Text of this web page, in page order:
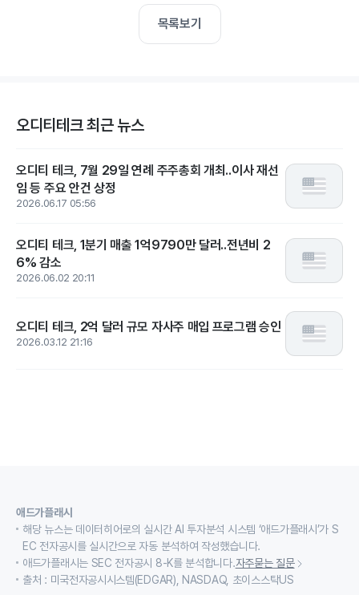
목록보기
오디티테크 최근 뉴스
오디티 테크, 7월 29일 연례 주주총회 개최..이사 재선
임 등 주요 안건 상정
2026.06.17 05:56
오디티 테크, 1분기 매출 1억9790만 달러..전년비 2
6% 감소
2026.06.02 20:11
오디티 테크, 2억 달러 규모 자사주 매입 프로그램 승인
2026.03.12 21:16
애드가플래시
해당 뉴스는 데이터히어로의 실시간 AI 투자분석 시스템 ‘애드가플래시’가 S
EC 전자공시를 실시간으로 자동 분석하여 작성했습니다.
애드가플래시는 SEC 전자공시 8-K를 분석합니다.자주묻는 질문
출처 : 미국전자공시시스템(EDGAR), NASDAQ, 초이스스탁US